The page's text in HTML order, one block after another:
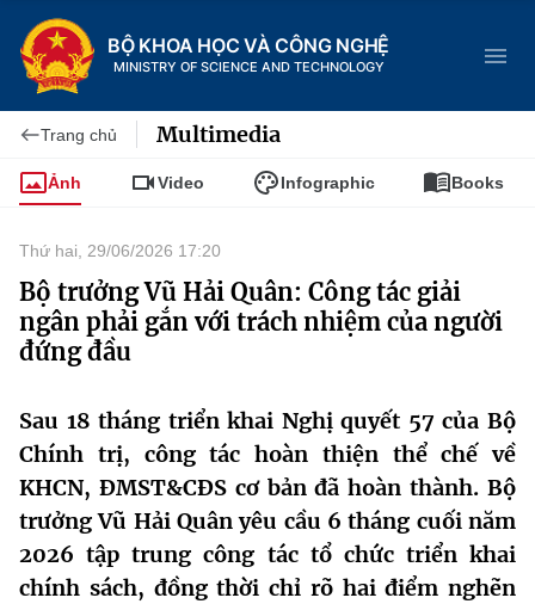
BỘ KHOA HỌC VÀ CÔNG NGHỆ
MINISTRY OF SCIENCE AND TECHNOLOGY
Trang chủ
Giới thiệu
Cơ cấu tổ chức
Lịch sử phát triển
Sở Khoa học và Công nghệ
Khoa học và Công nghệ
Đổi mới sáng tạo
Chuyển đổi số
Dịch vụ công
Hệ thống văn bản
Văn bản QPPL
MST IOFFICE
Trang chủ Multimedia
Ảnh Video Infographic Books
Thứ hai, 29/06/2026 17:20
Bộ trưởng Vũ Hải Quân: Công tác giải
ngân phải gắn với trách nhiệm của người
đứng đầu
Sau 18 tháng triển khai Nghị quyết 57 của Bộ
Chính trị, công tác hoàn thiện thể chế về
KHCN, ĐMST&CĐS cơ bản đã hoàn thành. Bộ
trưởng Vũ Hải Quân yêu cầu 6 tháng cuối năm
2026 tập trung công tác tổ chức triển khai
chính sách, đồng thời chỉ rõ hai điểm nghẽn